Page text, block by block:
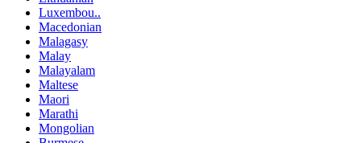
Luxembou..
Macedonian
Malagasy
Malay
Malayalam
Maltese
Maori
Marathi
Mongolian